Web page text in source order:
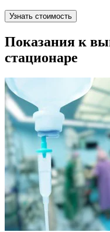
Узнать стоимость
Показания к
стационаре